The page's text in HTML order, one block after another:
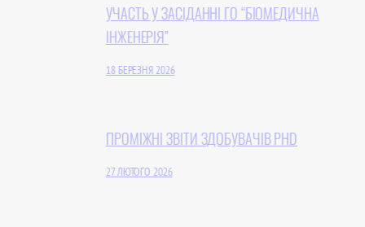
УЧАCТЬ У ЗАСІДАННІ ГО “БІОМЕДИЧНА
ІНЖЕНЕРІЯ”
18 БЕРЕЗНЯ 2026
ПРОМІЖНІ ЗВІТИ ЗДОБУВАЧІВ PHD
27 ЛЮТОГО 2026